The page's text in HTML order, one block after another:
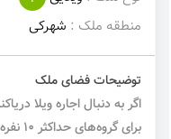
منطقه ملک : شهرکی
توضیحات فضای ملک
اگر به دنبال اجاره ویلا